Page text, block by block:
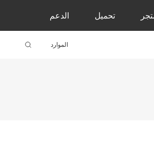
تحميل الدعم
الموارد